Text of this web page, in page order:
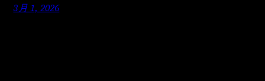
3月 1, 2026